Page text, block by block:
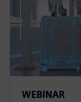
WEBINAR